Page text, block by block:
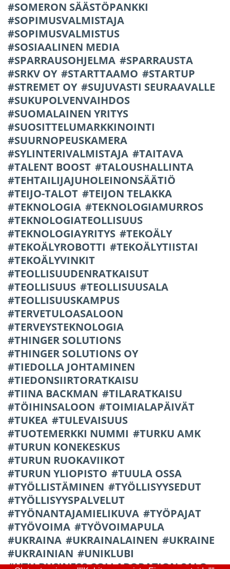
SOMERON SÄÄSTÖPANKKI
SOPIMUSVALMISTAJA
SOPIMUSVALMISTUS
SOSIAALINEN MEDIA
SPARRAUSOHJELMA
SPARRAUSTA
SRKV OY
STARTTAAMO
STARTUP
STREMET OY
SUJUVASTI SEURAAVALLE
SUKUPOLVENVAIHDOS
SUOMALAINEN YRITYS
SUOSITTELUMARKKINOINTI
SUURNOPEUSKAMERA
SYLINTERIVALMISTAJA
TAITAVA
TALENT BOOST
TALOUSHALLINTA
TEHTAILIJAJUHOLEINONSÄÄTIÖ
TEIJO-TALOT
TEIJON TELAKKA
TEKNOLOGIA
TEKNOLOGIAMURROS
TEKNOLOGIATEOLLISUUS
TEKNOLOGIAYRITYS
TEKOÄLY
TEKOÄLYROBOTTI
TEKOÄLYTIISTAI
TEKOÄLYVINKIT
TEOLLISUUDENRATKAISUT
TEOLLISUUS
TEOLLISUUSALA
TEOLLISUUSKAMPUS
TERVETULOASALOON
TERVEYSTEKNOLOGIA
THINGER SOLUTIONS
THINGER SOLUTIONS OY
TIEDOLLA JOHTAMINEN
TIEDONSIIRTORATKAISU
TIINA BACKMAN
TILARATKAISU
TÖIHINSALOON
TOIMIALAPÄIVÄT
TUKEA
TULEVAISUUS
TUOTEMERKKI NUMMI
TURKU AMK
TURUN KONEKESKUS
TURUN RUOKAVIIKOT
TURUN YLIOPISTO
TUULA OSSA
TYÖLLISTÄMINEN
TYÖLLISYYSEDUT
TYÖLLISYYSPALVELUT
TYÖNANTAJAMIELIKUVA
TYÖPAJAT
TYÖVOIMA
TYÖVOIMAPULA
UKRAINA
UKRAINALAINEN
UKRAINE
UKRAINIAN
UNIKLUBI